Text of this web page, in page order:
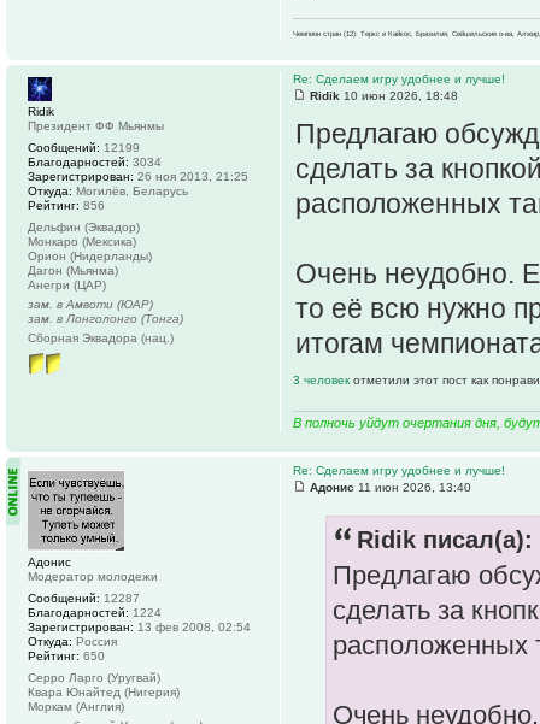
Чемпион стран (12): Теркс и Кайкос, Бразилия, Сейшельские о-ва,
Re: Сделаем игру удобнее и лучше!
Ridik 10 июн 2026, 18:48
Предлагаю
сделать за
расположенных
Очень неудобно.
то её всю нужно
итогам
3 человек отметили этот пост как
В полночь уйдут очертания дня,
Ridik
Президент ФФ Мьянмы
Сообщений: 12199
Благодарностей: 3034
Зарегистрирован: 26 ноя 2013, 21:25
Откуда: Могилёв, Беларусь
Рейтинг: 856
Дельфин (Эквадор)
Монкаро (Мексика)
Орион (Нидерланды)
Дагон (Мьянма)
Анегри (ЦАР)
зам. в Амвоти (ЮАР)
зам. в Лонголонго (Тонга)
Сборная Эквадора (нац.)
Re: Сделаем игру удобнее и лучше!
Адонис 11 июн 2026, 13:40
Ridik писал(а):
Предлагаю
сделать за
расположенных
Очень
Адонис
Модератор молодежи
Сообщений: 12287
Благодарностей: 1224
Зарегистрирован: 13 фев 2008, 02:54
Откуда: Россия
Рейтинг: 650
Серро Ларго (Уругвай)
Квара Юнайтед (Нигерия)
Моркам (Англия)